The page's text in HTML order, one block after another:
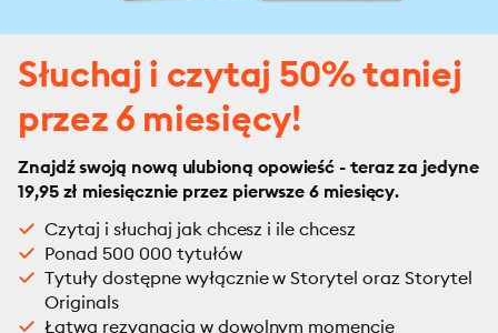
Słuchaj i czytaj 50% taniej
przez 6 miesięcy!
Znajdź swoją nową ulubioną opowieść - teraz za jedyne
19,95 zł miesięcznie przez pierwsze 6 miesięcy.
Czytaj i słuchaj jak chcesz i ile chcesz
Ponad 500 000 tytułów
Tytuły dostępne wyłącznie w Storytel oraz Storytel
Originals
Łatwa rezygnacja w dowolnym momencie